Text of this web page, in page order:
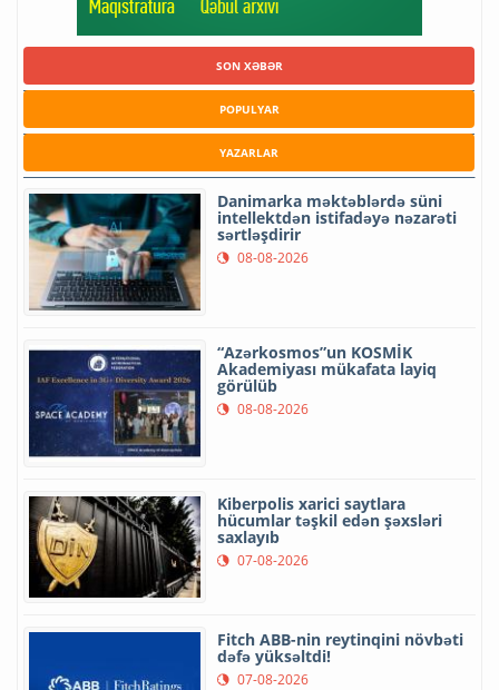
SON XƏBƏR
POPULYAR
YAZARLAR
Danimarka məktəblərdə süni
intellektdən istifadəyə nəzarəti
sərtləşdirir
08-08-2026
“Azərkosmos”un KOSMİK
Akademiyası mükafata layiq
görülüb
08-08-2026
Kiberpolis xarici saytlara
hücumlar təşkil edən şəxsləri
saxlayıb
07-08-2026
Fitch ABB-nin reytinqini növbəti
dəfə yüksəltdi!
07-08-2026